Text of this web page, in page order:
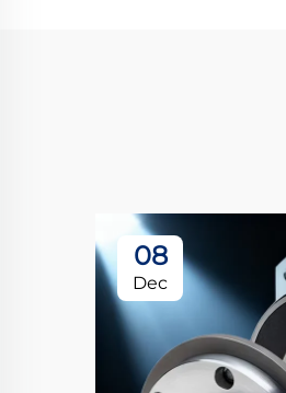
08
Dec